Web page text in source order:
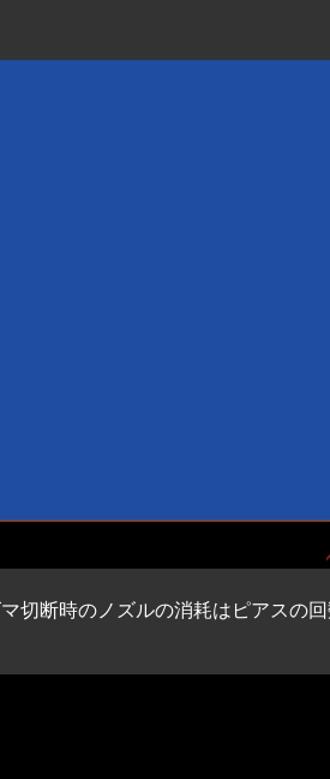
切断時のノズルの消耗はピアスの